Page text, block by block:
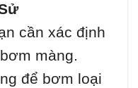
cần xác định
màng.
để bơm loại